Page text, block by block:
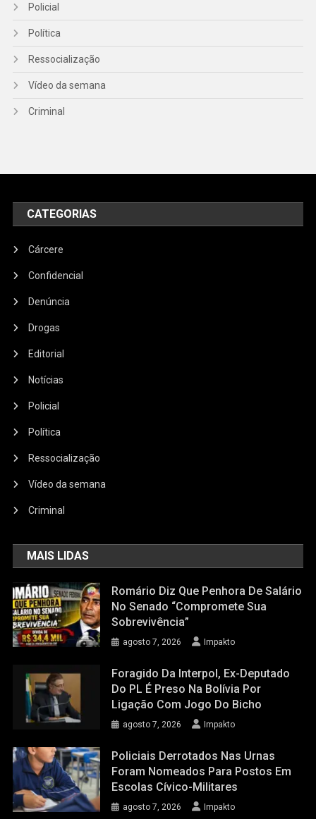
Policial
Política
Ressocialização
Vídeo da semana
Criminal
CATEGORIAS
Cárcere
Confidencial
Denúncia
Drogas
Editorial
Notícias
Policial
Política
Ressocialização
Vídeo da semana
Criminal
MAIS LIDAS
Romário Diz Que Penhora De Salário
No Senado “compromete Sua
Sobrevivência”
agosto 7, 2026 Impakto
Foragido Da Interpol, Ex-Deputado
Do PL É Preso Na Bolívia Por
Ligação Com Jogo Do Bicho
agosto 7, 2026 Impakto
Policiais Derrotados Nas Urnas
Foram Nomeados Para Postos Em
Escolas Cívico-Militares
agosto 7, 2026 Impakto